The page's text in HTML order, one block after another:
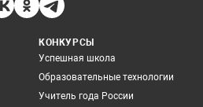
КОНКУРСЫ
Успешная школа
Образовательные технологии
Учитель года России